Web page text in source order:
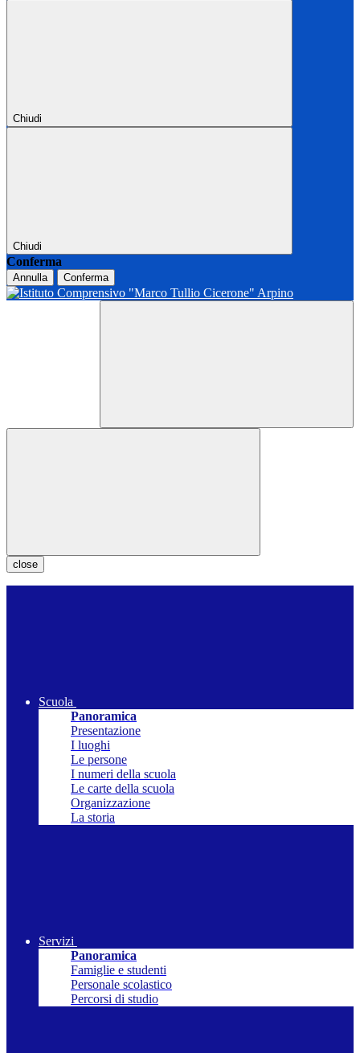
Chiudi
Chiudi
Conferma
Annulla Conferma
close
Scuola
Panoramica
Presentazione
I luoghi
Le persone
I numeri della scuola
Le carte della scuola
Organizzazione
La storia
Servizi
Panoramica
Famiglie e studenti
Personale scolastico
Percorsi di studio